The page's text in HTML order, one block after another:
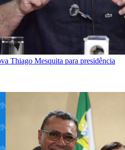
Thiago Mesquita para presidência